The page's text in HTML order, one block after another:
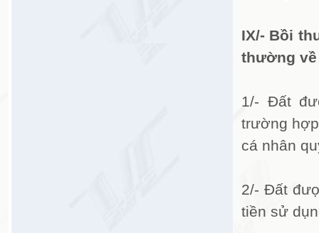
IX/- Bồi
thường về
1/- Đất
trường
cá nhân
2/- Đất
tiền sử